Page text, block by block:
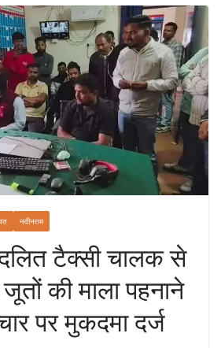
नवीनतम
टैक्सी चालक से
की माला पहनाने
पर मुकदमा दर्ज